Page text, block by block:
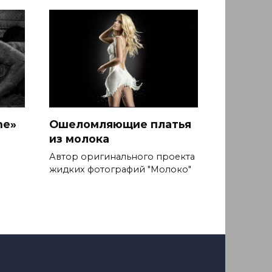
Ошеломляющие платья
из молока
Автор оригинального проекта
жидких фотографий "Молоко"